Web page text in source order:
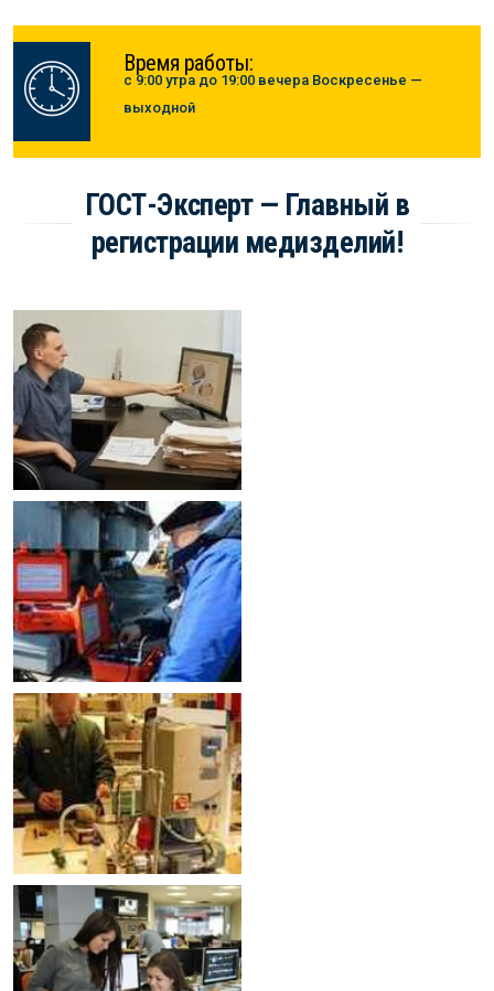
Время работы:
с 9:00 утра до 19:00 вечера Воскресенье —
выходной
ГОСТ-Эксперт — Главный в
регистрации медизделий!